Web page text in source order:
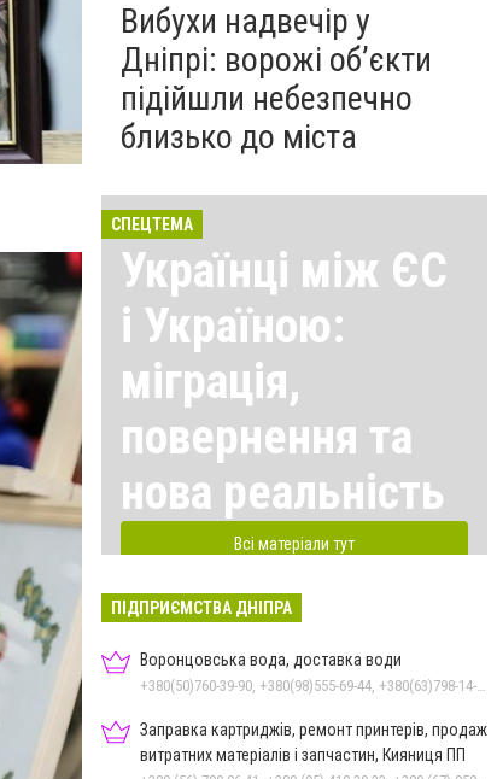
Вибухи надвечір у
Дніпрі: ворожі об’єкти
підійшли небезпечно
близько до міста
СПЕЦТЕМА
Українці між ЄС
і Україною:
міграція,
повернення та
нова реальність
Всі матеріали тут
ПІДПРИЄМСТВА ДНІПРА
Воронцовська вода, доставка води
Заправка картриджів, ремонт принтерів, продаж
витратних матеріалів і запчастин, Кияниця ПП